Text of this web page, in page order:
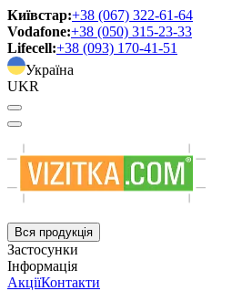
Київстар:+38 (067) 322-61-64
Vodafone:+38 (050) 315-23-33
Lifecell:+38 (093) 170-41-51
Україна
UKR
Вся продукція
Застосунки
Інформація
АкціїКонтакти